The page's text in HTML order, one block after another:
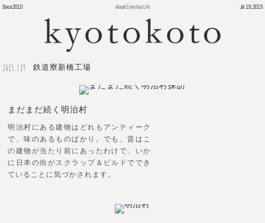
Since 2010 Around Everyday Life Jul 19, 2015
2015.7.19 鉄道寮新橋工場
まだまだ続く明治村
明治村にある建物はどれもアンティーク
で、味のあるものばかり。でも、昔はこ
の建物が当たり前にあったわけで、いか
に日本の街がスクラップ＆ビルドででき
ていることに気づかされます。